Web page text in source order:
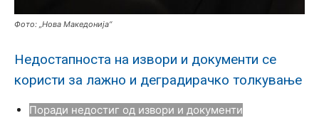
Фото: „Нова Македонија“
Недостапноста на извори и документи се
користи за лажно и деградирачко толкување
Поради недостиг од извори и документи